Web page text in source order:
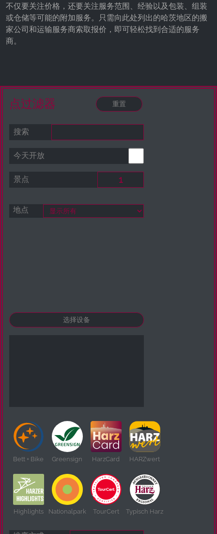
不仅要关注价格，还要关注服务范围、经验以及包装、组装
或仓储等可能的附加服务。只需向此处列出的哈茨地区的搬
家公司和运输服务商索取报价，即可轻松找到合适的服务
商。
点过滤器
搜索
今天开放
景点
地点
Bett + Bike Greensign HarzCard HARZwert
Highlights Nationalpark TourCert Typisch Harz